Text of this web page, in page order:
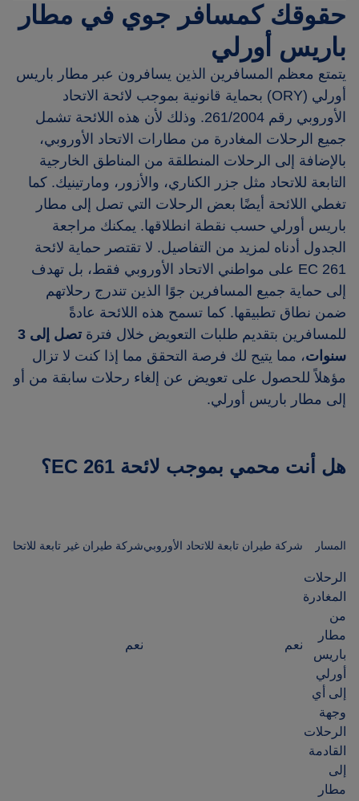
حقوقك كمسافر جوي في مطار
باريس أورلي
يتمتع معظم المسافرين الذين يسافرون عبر مطار باريس
أورلي (ORY) بحماية قانونية بموجب لائحة الاتحاد
الأوروبي رقم 261/2004. وذلك لأن هذه اللائحة تشمل
جميع الرحلات المغادرة من مطارات الاتحاد الأوروبي،
بالإضافة إلى الرحلات المنطلقة من المناطق الخارجية
التابعة للاتحاد مثل جزر الكناري، والأزور، ومارتينيك. كما
تغطي اللائحة أيضًا بعض الرحلات التي تصل إلى مطار
باريس أورلي حسب نقطة انطلاقها. يمكنك مراجعة
الجدول أدناه لمزيد من التفاصيل. لا تقتصر حماية لائحة
EC 261 على مواطني الاتحاد الأوروبي فقط، بل تهدف
إلى حماية جميع المسافرين جوًا الذين تندرج رحلاتهم
ضمن نطاق تطبيقها. كما تسمح هذه اللائحة عادةً
للمسافرين بتقديم طلبات التعويض خلال فترة
تصل إلى 3
سنوات، مما يتيح لك فرصة التحقق مما إذا كنت لا تزال
مؤهلاً للحصول على تعويض عن إلغاء رحلات سابقة من أو
إلى مطار باريس أورلي.
هل أنت محمي بموجب لائحة EC 261؟
المسار شركة طيران تابعة للاتحاد الأوروبيشركة طيران غير تابعة للاتحاد
الرحلات
المغادرة
من
مطار
باريس
أورلي
إلى أي
وجهة
نعم نعم
الرحلات
القادمة
إلى
مطار